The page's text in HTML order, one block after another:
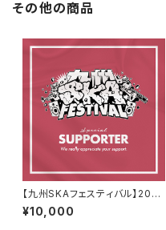
その他の商品
【九州SKAフェスティバル】2026
協賛(梅) チケット付
¥10,000